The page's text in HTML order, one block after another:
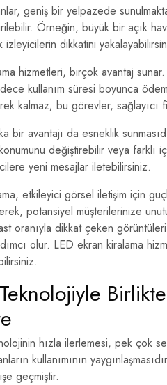
geniş bir yelpazede
Örneğin, büyük bir açık
izleyicilerin dikkatini
hizmetleri, birçok avantaj
kullanım süresi boyunca
kalmaz; bu görevler,
bir avantajı da esneklik
değiştirebilir veya farklı
yeni mesajlar iletebilirsiniz.
etkileyici görsel iletişim için
potansiyel müşterilerinize
oranıyla dikkat çeken
olur. LED ekran kiralama
hızla ilerlemesi, pek çok
kullanımının
geçmiştir.